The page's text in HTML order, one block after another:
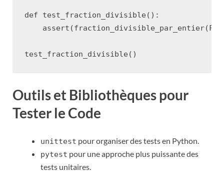
def test_fraction_divisible ():
assert (fraction_divisible_par_entier(
test_fraction_divisible ()
Outils et Bibliothèques pour
Tester le Code
unittest pour organiser des tests en Python.
pytest pour une approche plus puissante des
tests unitaires.